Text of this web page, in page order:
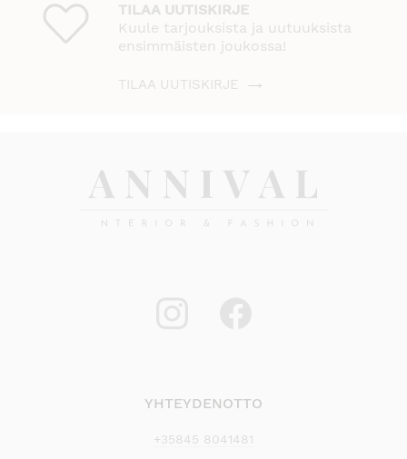
TILAA UUTISKIRJE
Kuule tarjouksista ja uutuuksista
ensimmäisten joukossa!
TILAA UUTISKIRJE
YHTEYDENOTTO
+35845 8041481